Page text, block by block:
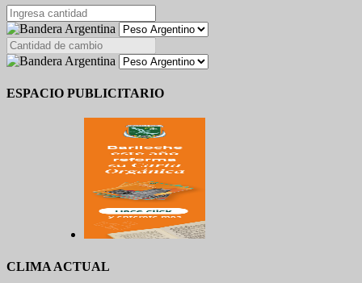
ESPACIO PUBLICITARIO
CLIMA ACTUAL